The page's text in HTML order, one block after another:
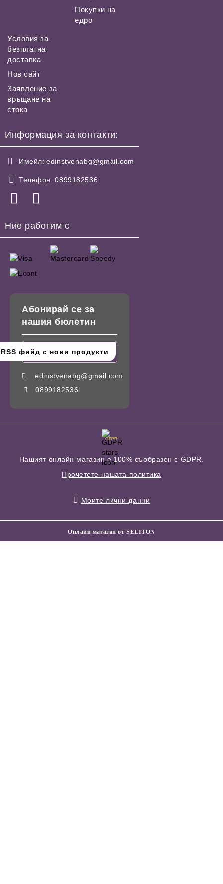
Покупки на
едро
Условия за
безплатна
доставка
Нов сайт
Заявление за
връщане на
стока
Информация за контакти:
Имейл: edinstvenabg@gmail.com
Телефон: 0899182536
Ние работим с
Абонирай се за
нашия бюлетин
edinstvenabg@gmail.com
0899182536
GDPR
Нашият онлайн магазин е 100% съобразен с GDPR.
Прочетете нашата политика
Моите лични данни
Онлайн магазин от SELITON